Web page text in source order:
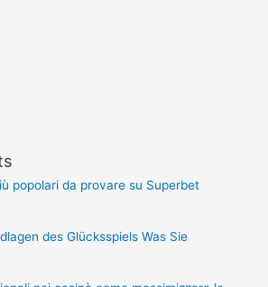
popolari da provare su Superbet
des Glücksspiels Was Sie